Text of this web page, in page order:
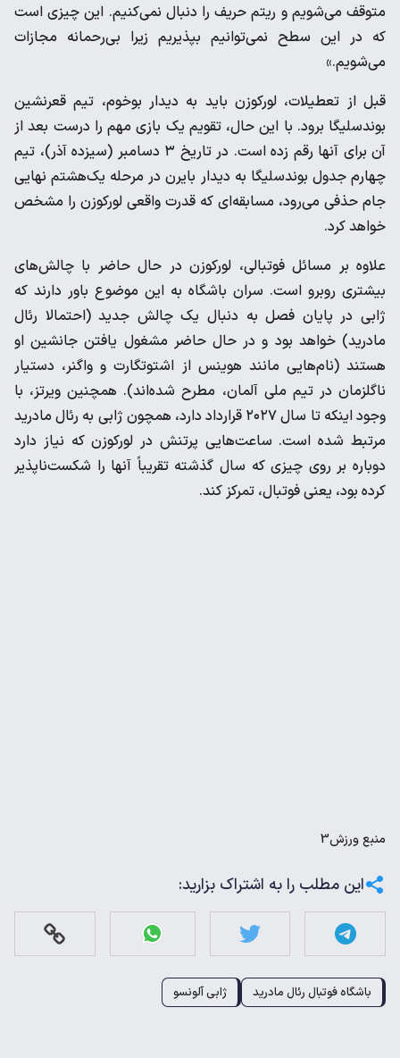
متوقف می‌شویم و ریتم حریف را دنبال نمی‌کنیم. این چیزی است
که در این سطح نمی‌توانیم بپذیریم زیرا بی‌رحمانه مجازات
می‌شویم.»
قبل از تعطیلات، لورکوزن باید به دیدار بوخوم، تیم قعرنشین
بوندسلیگا برود. با این حال، تقویم یک بازی مهم را درست بعد از
آن برای آنها رقم زده است. در تاریخ ۳ دسامبر (سیزده آذر)، تیم
چهارم جدول بوندسلیگا به دیدار بایرن در مرحله یک‌هشتم نهایی
جام حذفی می‌رود، مسابقه‌ای که قدرت واقعی لورکوزن را مشخص
خواهد کرد.
علاوه بر مسائل فوتبالی، لورکوزن در حال حاضر با چالش‌های
بیشتری روبرو است. سران باشگاه به این موضوع باور دارند که
ژابی در پایان فصل به دنبال یک چالش جدید (احتمالا رئال
مادرید) خواهد بود و در حال حاضر مشغول یافتن جانشین او
هستند (نام‌هایی مانند هوینس از اشتوتگارت و واگنر، دستیار
ناگلزمان در تیم ملی آلمان، مطرح شده‌اند). همچنین ویرتز، با
وجود اینکه تا سال ۲۰۲۷ قرارداد دارد، همچون ژابی به رئال مادرید
مرتبط شده است. ساعت‌هایی پرتنش در لورکوزن که نیاز دارد
دوباره بر روی چیزی که سال گذشته تقریباً آنها را شکست‌ناپذیر
کرده بود، یعنی فوتبال، تمرکز کند.
منبعورزش3
این مطلب را به اشتراک بزارید:
باشگاه فوتبال رئال مادرید ژابی آلونسو